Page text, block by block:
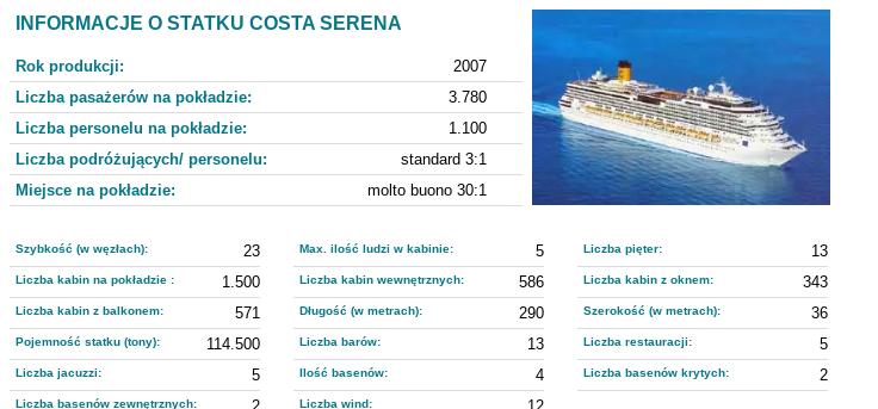
INFORMACJE O STATKU COSTA SERENA
Rok produkcji:
2007
Liczba pasażerów na pokładzie:
3.780
Liczba personelu na pokładzie:
1.100
Liczba podróżujących/ personelu:
standard 3:1
Miejsce na pokładzie:
molto buono 30:1
Szybkość (w węzłach): 23 Max. ilość ludzi w kabinie: 5 Liczba pięter: 13
Liczba kabin na pokładzie : 1.500 Liczba kabin wewnętrznych: 586 Liczba kabin z oknem: 343
Liczba kabin z balkonem: 571 Długość (w metrach): 290 Szerokość (w metrach): 36
Pojemność statku (tony): 114.500 Liczba barów: 13 Liczba restauracji: 5
Liczba jacuzzi: 5 Ilość basenów: 4 Liczba basenów krytych: 2
Liczba basenów zewnętrznych: Liczba wind: